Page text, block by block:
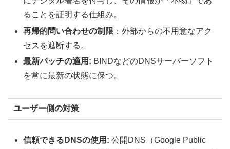
ることを証明する仕組み。
再帰的問い合わせの制限 ：外部からの不用意なアク
セスを遮断する。
最新パッチの適用: BINDなどのDNSサーバーソフト
を常に最新の状態に保つ。
ユーザー側の対策
信頼できるDNSの使用: 公開DNS（Google Public